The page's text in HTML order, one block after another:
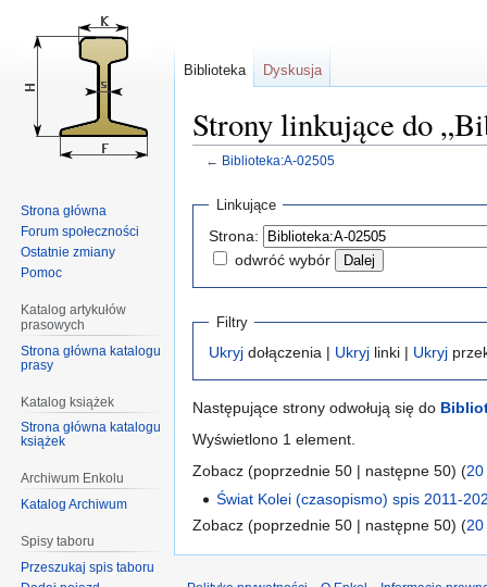
Strony linkujące do
← Biblioteka:A-02505
Przejdź
nawigacji
Przejdź
wyszukiwania
Linkujące
Strona:
odwróć wybór
Filtry
Ukryj dołączenia | Ukryj linki | Ukryj
Następujące strony odwołują się do
Wyświetlono 1 element.
Zobacz (poprzednie 50 | następne 50) (20
Świat Kolei (czasopismo) spis 2011-
Zobacz (poprzednie 50 | następne 50) (20
Biblioteka Dyskusja
Strona główna
Forum społeczności
Ostatnie zmiany
Pomoc
Katalog artykułów
prasowych
Strona główna katalogu
prasy
Katalog książek
Strona główna katalogu
książek
Archiwum Enkolu
Katalog Archiwum
Spisy taboru
Przeszukaj spis taboru